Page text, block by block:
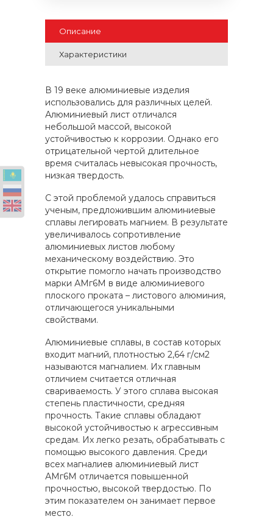
Описание
Характеристики
В 19 веке алюминиевые изделия
использовались для различных целей.
Алюминиевый лист отличался
небольшой массой, высокой
устойчивостью к коррозии. Однако его
отрицательной чертой длительное
время считалась невысокая прочность,
низкая твердость.
С этой проблемой удалось справиться
ученым, предложившим алюминиевые
сплавы легировать магнием. В результате
увеличивалось сопротивление
алюминиевых листов любому
механическому воздействию. Это
открытие помогло начать производство
марки АМг6М в виде алюминиевого
плоского проката – листового алюминия,
отличающегося уникальными
свойствами.
Алюминиевые сплавы, в состав которых
входит магний, плотностью 2,64 г/см2
называются магналием. Их главным
отличием считается отличная
свариваемость. У этого сплава высокая
степень пластичности, средняя
прочность. Такие сплавы обладают
высокой устойчивостью к агрессивным
средам. Их легко резать, обрабатывать с
помощью высокого давления. Среди
всех магналиев алюминиевый лист
АМг6М отличается повышенной
прочностью, высокой твердостью. По
этим показателем он занимает первое
место.